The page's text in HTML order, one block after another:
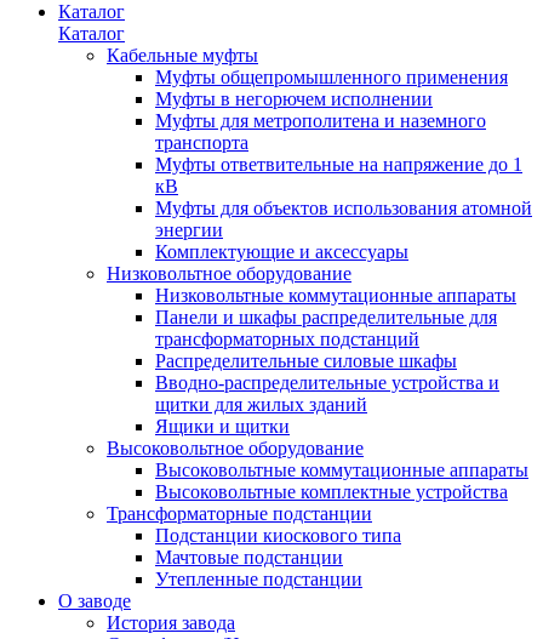
Каталог
Каталог
Кабельные муфты
Муфты общепромышленного применения
Муфты в негорючем исполнении
Муфты для метрополитена и наземного
транспорта
Муфты ответвительные на напряжение до 1
кВ
Муфты для объектов использования атомной
энергии
Комплектующие и аксессуары
Низковольтное оборудование
Низковольтные коммутационные аппараты
Панели и шкафы распределительные для
трансформаторных подстанций
Распределительные силовые шкафы
Вводно-распределительные устройства и
щитки для жилых зданий
Ящики и щитки
Высоковольтное оборудование
Высоковольтные коммутационные аппараты
Высоковольтные комплектные устройства
Трансформаторные подстанции
Подстанции киоскового типа
Мачтовые подстанции
Утепленные подстанции
О заводе
История завода